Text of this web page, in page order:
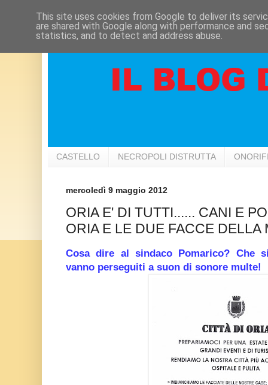
CASTELLO NECROPOLI DISTRUTTA
mercoledì 9 maggio 2012
ORIA E' DI TUTTI...... CANI E
ORIA E LE DUE FACCE DELLA
Cosa dire al sindaco Pomarico? Che
vanno perseguiti a suon di sonore multe!
This site uses cookies from Google to deliver its
are shared with Google along with performance and
statistics, and to detect and address abuse.